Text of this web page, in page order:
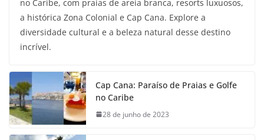
no Caribe, com praias de areia branca, resorts luxuosos,
a histórica Zona Colonial e Cap Cana. Explore a
diversidade cultural e a beleza natural desse destino
incrível.
Cap Cana: Paraíso de Praias e Golfe
no Caribe
28 de junho de 2023